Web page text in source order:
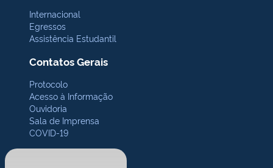
Internacional
Egressos
Assistência Estudantil
Contatos Gerais
Protocolo
Acesso à Informação
Ouvidoria
Sala de Imprensa
COVID-19